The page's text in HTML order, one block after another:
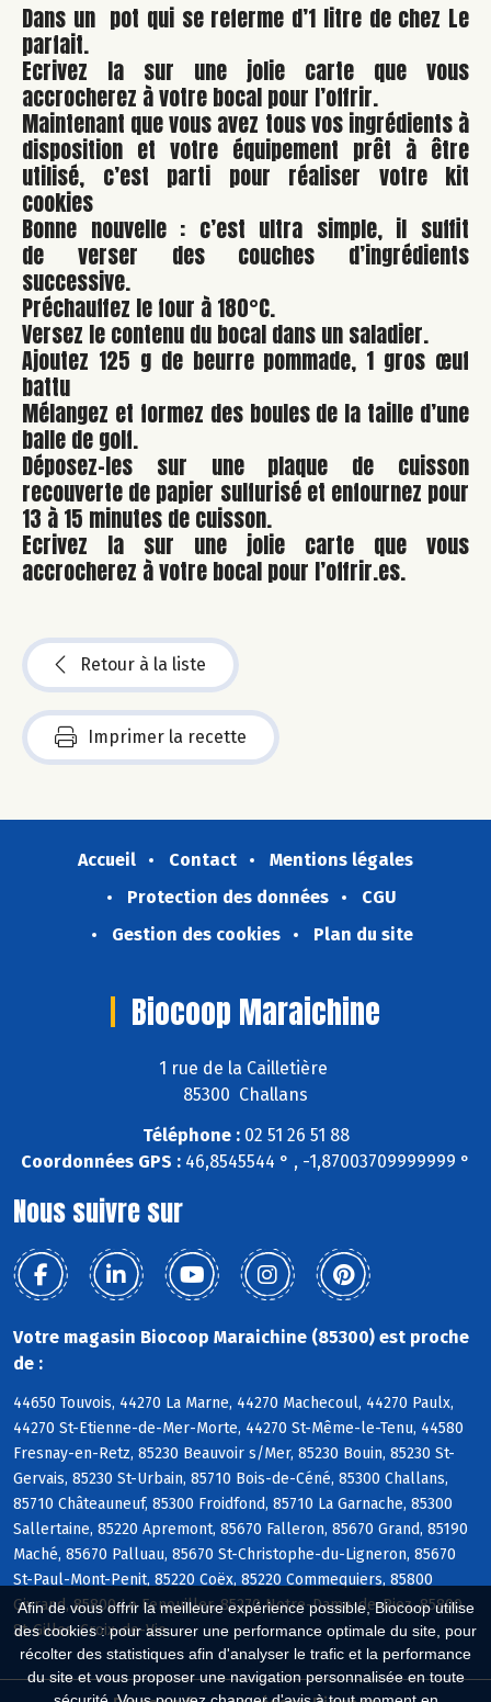
Afin de vous offrir la meilleure expérience possible, Biocoop utilise
des cookies : pour assurer une performance optimale du site, pour
récolter des statistiques afin d'analyser le trafic et la performance
du site et vous proposer une navigation personnalisée en toute
Dans un pot qui se referme d’1 litre de chez Le
parfait.
Ecrivez la sur une jolie carte que vous
accrocherez à votre bocal pour l’offrir.
Maintenant que vous avez tous vos ingrédients à
disposition et votre équipement prêt à être
utilisé, c’est parti pour réaliser votre kit
cookies
Bonne nouvelle : c’est ultra simple, il suffit
de verser des couches d’ingrédients
successive.
Préchauffez le four à 180°C.
Versez le contenu du bocal dans un saladier.
Ajoutez 125 g de beurre pommade, 1 gros œuf
battu
Mélangez et formez des boules de la taille d’une
balle de golf.
Déposez-les sur une plaque de cuisson
recouverte de papier sulfurisé et enfournez pour
13 à 15 minutes de cuisson.
Ecrivez la sur une jolie carte que vous
accrocherez à votre bocal pour l’offrir.es.
Retour à la liste
Imprimer la recette
Accueil Contact
Mentions légales
Protection des données
CGU
Gestion des cookies
Plan du site
Biocoop Maraichine
1 rue de la Cailletière
85300 Challans
Téléphone :02 51 26 51 88
Coordonnées GPS : 46,8545544 ° , -1,87003709999999 °
Nous suivre sur
Votre magasin Biocoop Maraichine (85300) est proche
de :
44650 Touvois, 44270 La Marne, 44270 Machecoul, 44270 Paulx,
44270 St-Etienne-de-Mer-Morte, 44270 St-Même-le-Tenu, 44580
Fresnay-en-Retz, 85230 Beauvoir s/Mer, 85230 Bouin, 85230 St-
Gervais, 85230 St-Urbain, 85710 Bois-de-Céné, 85300 Challans,
85710 Châteauneuf, 85300 Froidfond, 85710 La Garnache, 85300
Sallertaine, 85220 Apremont, 85670 Falleron, 85670 Grand, 85190
Maché, 85670 Palluau, 85670 St-Christophe-du-Ligneron, 85670
St-Paul-Mont-Penit, 85220 Coëx, 85220 Commequiers, 85800
Givrand, 85800 Le Fenouiller, 85270 Notre-Dame-de-Riez, 85800
St-Gilles-Croix-de-Vie